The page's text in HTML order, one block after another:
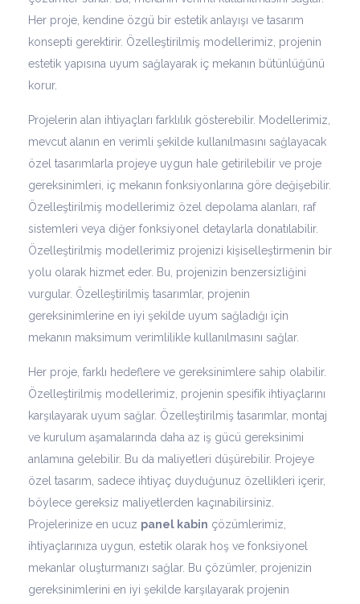
Her proje, kendine özgü bir estetik anlayışı ve tasarım
konsepti gerektirir. Özelleştirilmiş modellerimiz, projenin
estetik yapısına uyum sağlayarak iç mekanın bütünlüğünü
korur.
Projelerin alan ihtiyaçları farklılık gösterebilir. Modellerimiz,
mevcut alanın en verimli şekilde kullanılmasını sağlayacak
özel tasarımlarla projeye uygun hale getirilebilir ve proje
gereksinimleri, iç mekanın fonksiyonlarına göre değişebilir.
Özelleştirilmiş modellerimiz özel depolama alanları, raf
sistemleri veya diğer fonksiyonel detaylarla donatılabilir.
Özelleştirilmiş modellerimiz projenizi kişiselleştirmenin bir
yolu olarak hizmet eder. Bu, projenizin benzersizliğini
vurgular. Özelleştirilmiş tasarımlar, projenin
gereksinimlerine en iyi şekilde uyum sağladığı için
mekanın maksimum verimlilikle kullanılmasını sağlar.
Her proje, farklı hedeflere ve gereksinimlere sahip olabilir.
Özelleştirilmiş modellerimiz, projenin spesifik ihtiyaçlarını
karşılayarak uyum sağlar. Özelleştirilmiş tasarımlar, montaj
ve kurulum aşamalarında daha az iş gücü gereksinimi
anlamına gelebilir. Bu da maliyetleri düşürebilir. Projeye
özel tasarım, sadece ihtiyaç duyduğunuz özellikleri içerir,
böylece gereksiz maliyetlerden kaçınabilirsiniz.
Projelerinize en ucuz panel kabin çözümlerimiz,
ihtiyaçlarınıza uygun, estetik olarak hoş ve fonksiyonel
mekanlar oluşturmanızı sağlar. Bu çözümler, projenizin
gereksinimlerini en iyi şekilde karşılayarak projenin